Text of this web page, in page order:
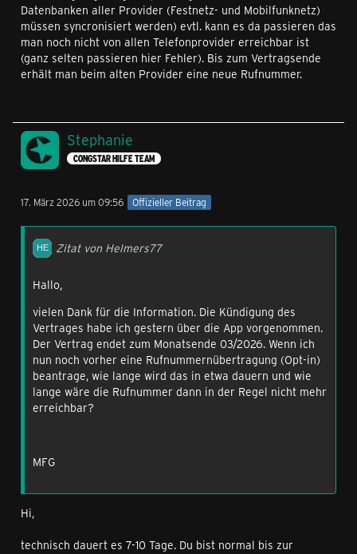
Datenbanken aller Provider (Festnetz- und Mobilfunknetz)
müssen syncronisiert werden) evtl. kann es da passieren das
man noch nicht von allen Telefonprovider erreichbar ist
(ganz selten passieren hier Fehler). Bis zum Vertragsende
erhält man beim alten Provider eine neue Rufnummer.
Stephanie
CONGSTAR HILFE TEAM
17. März 2026 um 09:56 Offizieller Beitrag
Zitat von Helmers77
Hallo,
vielen Dank für die Information. Die Kündigung des
Vertrages habe ich gestern über die App vorgenommen.
Der Vertrag endet zum Monatsende 03/2026. Wenn ich
nun noch vorher eine Rufnummernübertragung (Opt-in)
beantrage, wie lange wird das in etwa dauern und wie
lange wäre die Rufnummer dann in der Regel nicht mehr
erreichbar?
MFG
Hi,
technisch dauert es 7-10 Tage. Du bist normal bis zur